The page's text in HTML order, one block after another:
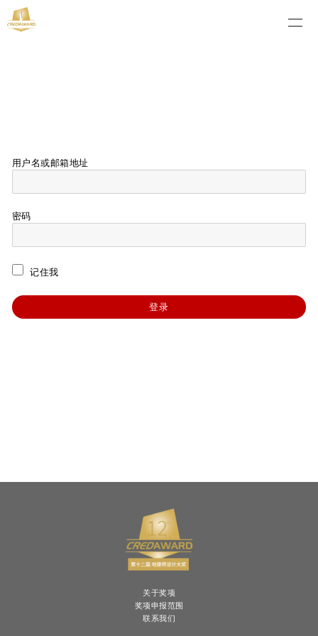
用户名或邮箱地址
密码
记住我
关于奖项
奖项申报范围
联系我们